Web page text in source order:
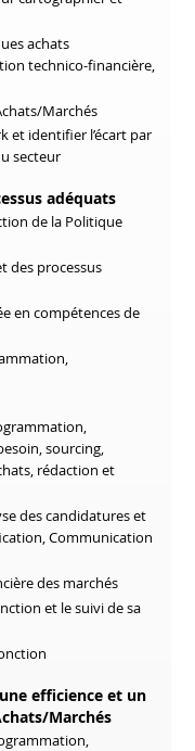
achats
technico-financière,
Marchés
et identifier l’écart par
secteur
adéquats
de la Politique
des processus
en compétences de
sourcing,
rédaction et
des candidatures et
Communication
des marchés
et le suivi de sa
efficience et un
Marchés